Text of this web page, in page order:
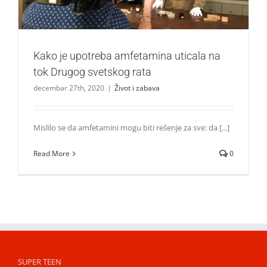
Kako je upotreba amfetamina uticala na
tok Drugog svetskog rata
decembar 27th, 2020 | Život i zabava
Mislilo se da amfetamini mogu biti rešenje za sve: da [...]
Read More 0
SUPER TEEN